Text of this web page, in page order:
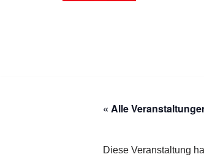
« Alle
Diese Veranstaltung